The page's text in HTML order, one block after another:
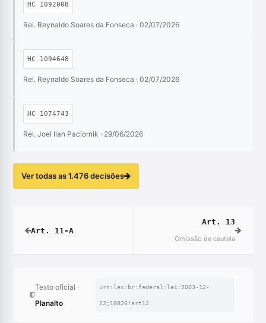
HC 1092008
Rel. Reynaldo Soares da Fonseca · 02/07/2026
HC 1094648
Rel. Reynaldo Soares da Fonseca · 02/07/2026
HC 1074743
Rel. Joel Ilan Paciornik · 29/06/2026
Ver todas as 1.476 decisões
Art. 11-A
Art. 13
Omissão de cautela
Texto oficial ·
Planalto
urn:lex:br:federal:lei:2003-12-
22;10826!art12